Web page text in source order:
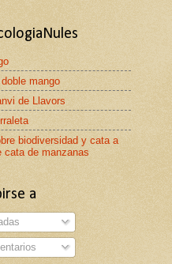
mango
de Llavors
biodiversidad y cata a
cata de manzanas
a